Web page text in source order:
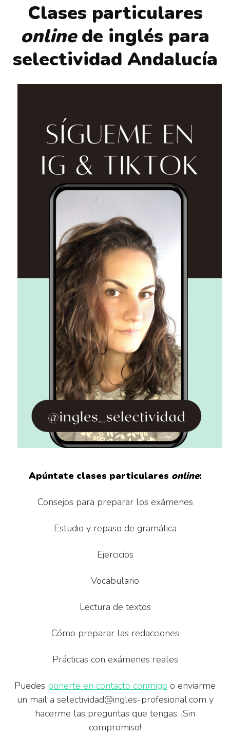
Clases particulares
onlinede inglés para
selectividad Andalucía
Apúntate clases particulares online:
Consejos para preparar los exámenes
Estudio y repaso de gramática
Ejercicios
Vocabulario
Lectura de textos
Cómo preparar las redacciones
Prácticas con exámenes reales
Puedes ponerte en contacto conmigo o enviarme
un mail a selectividad@ingles-profesional.com y
hacerme las preguntas que tengas. ¡Sin
compromiso!